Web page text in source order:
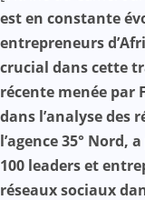
est en constante
entrepreneurs
crucial dans cette
récente menée par
dans l’analyse des
l’agence 35° Nord,
100 leaders et
réseaux sociaux